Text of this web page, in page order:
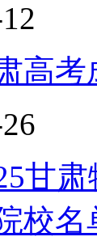
高考
甘
校名